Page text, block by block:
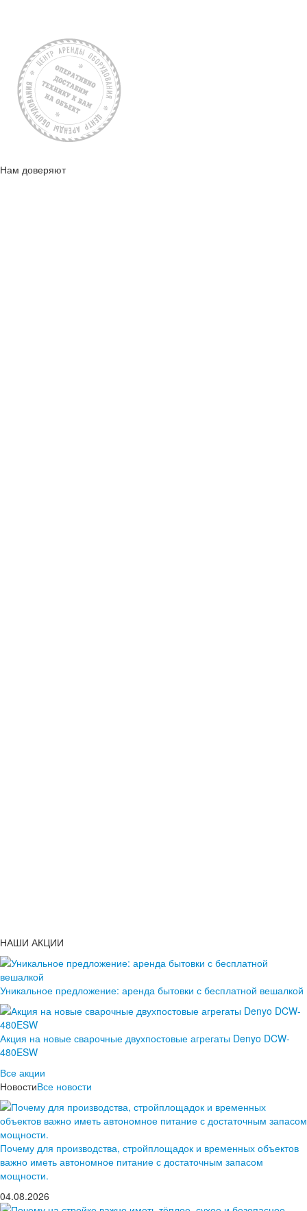
Нам доверяют
НАШИ АКЦИИ
Уникальное предложение: аренда бытовки с бесплатной вешалкой
Акция на новые сварочные двухпостовые агрегаты Denyo DCW-
480ESW
Все акции
НовостиВсе новости
Почему для производства, стройплощадок и временных объектов
важно иметь автономное питание с достаточным запасом
мощности.
04.08.2026